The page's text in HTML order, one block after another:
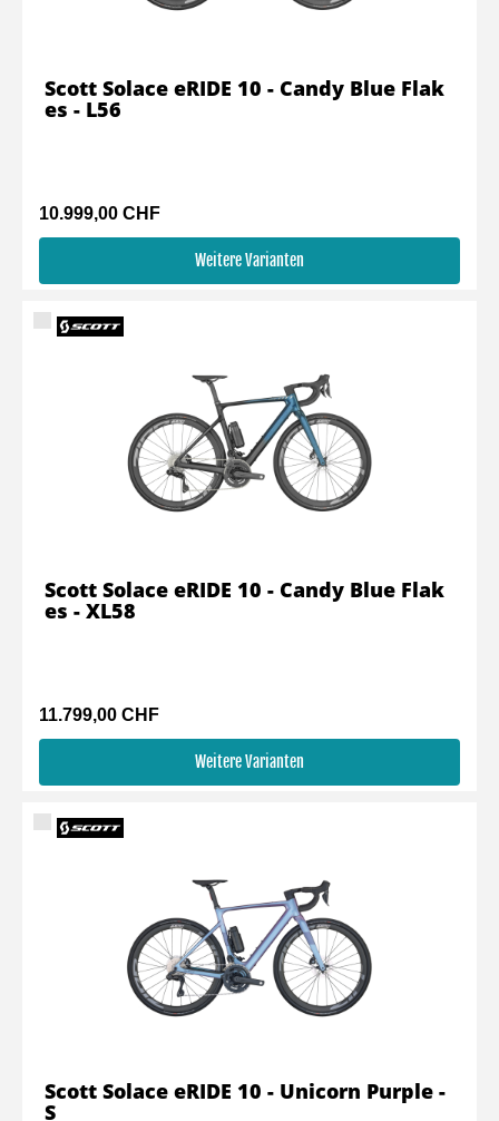
10.999,00 CHF
Weitere Varianten
Scott Solace eRIDE 10 - Candy Blue Flak
es - L56
11.799,00 CHF
Weitere Varianten
Scott Solace eRIDE 10 - Candy Blue Flak
es - XL58
Scott Solace eRIDE 10 - Unicorn Purple -
S